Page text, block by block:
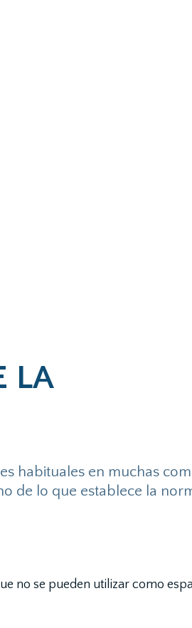
LA
habituales en muchas
de lo que establece la
no se pueden utilizar como